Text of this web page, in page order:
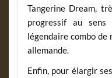
Tangerine Dream,
progressif au
légendaire combo de
allemande.
Enfin, pour élargir